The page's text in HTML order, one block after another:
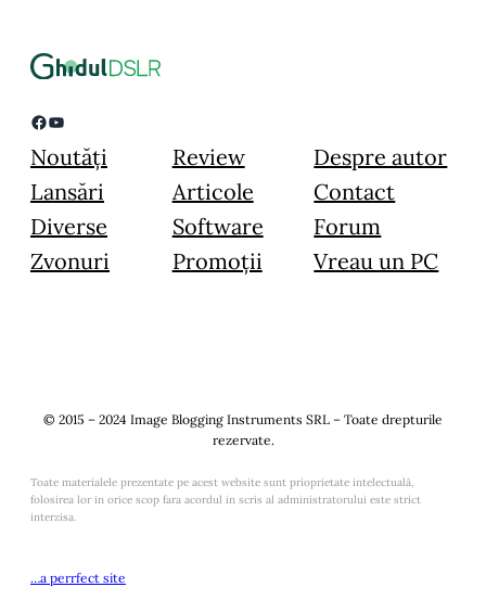
Facebook YouTube
Noutăți
Lansări
Diverse
Zvonuri
Review
Articole
Software
Promoții
Despre autor
Contact
Forum
Vreau un PC
© 2015 – 2024 Image Blogging Instruments SRL – Toate drepturile
rezervate.
Toate materialele prezentate pe acest website sunt prioprietate intelectuală,
folosirea lor in orice scop fara acordul in scris al administratorului este strict
interzisa.
…a perrfect site